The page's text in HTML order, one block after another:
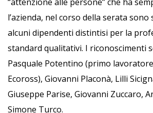
l’azienda, nel corso della serata
alcuni dipendenti distintisi per la
standard qualitativi. I riconoscimenti
Pasquale Potentino (primo
Ecoross), Giovanni Placonà, Lilli
Giuseppe Parise, Giovanni Zuccaro,
Simone Turco.